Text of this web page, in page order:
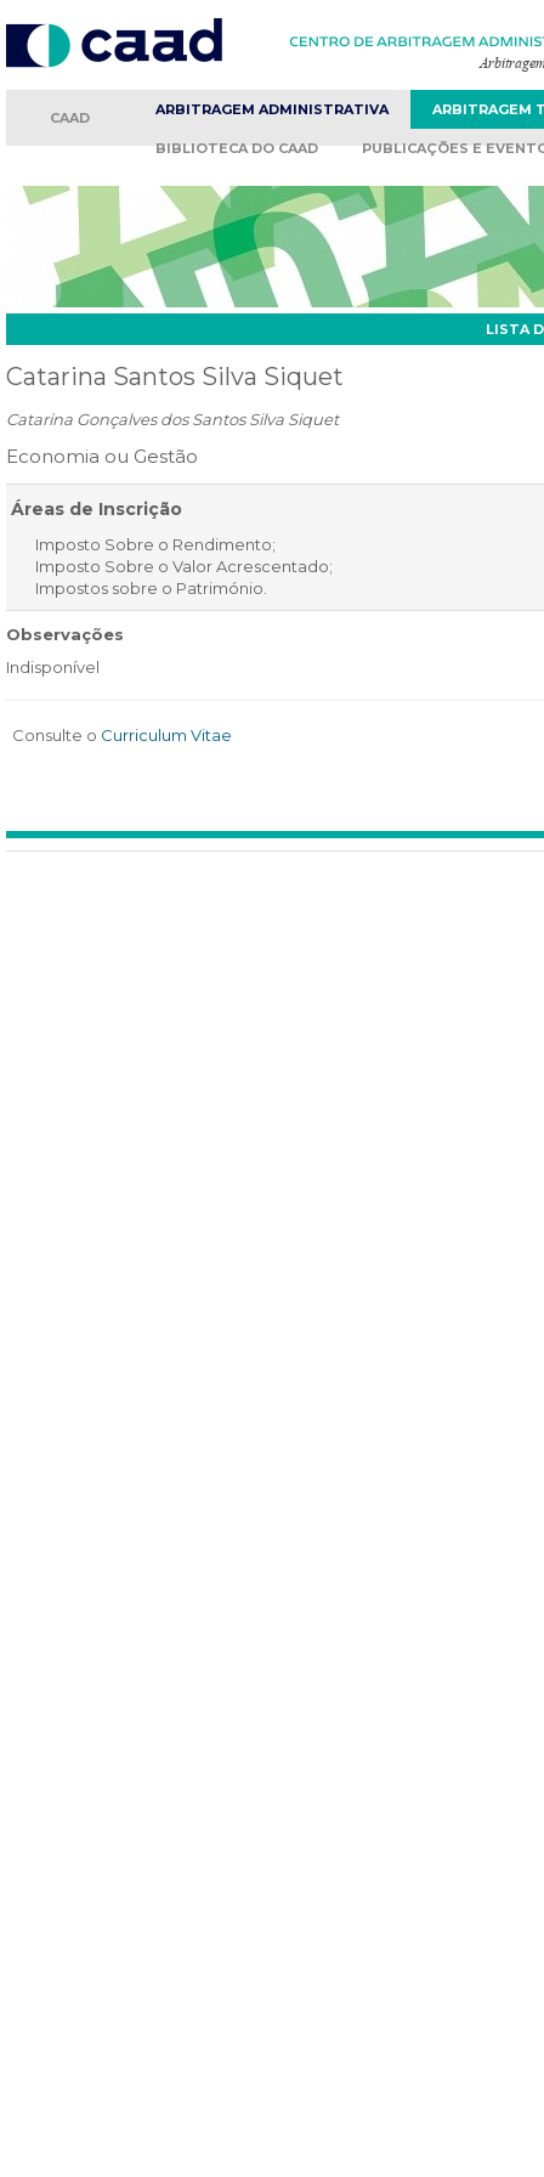
CAAD ARBITRAGEM ADMINISTRATIVA ARBITRAGEM
BIBLIOTECA DO CAAD PUBLICAÇÕES E
LISTA
Catarina Santos Silva Siquet
Catarina Gonçalves dos Santos Silva Siquet
Economia ou Gestão
Áreas de Inscrição
Imposto Sobre o Rendimento;
Imposto Sobre o Valor Acrescentado;
Impostos sobre o Património.
Observações
Indisponível
Consulte o Curriculum Vitae